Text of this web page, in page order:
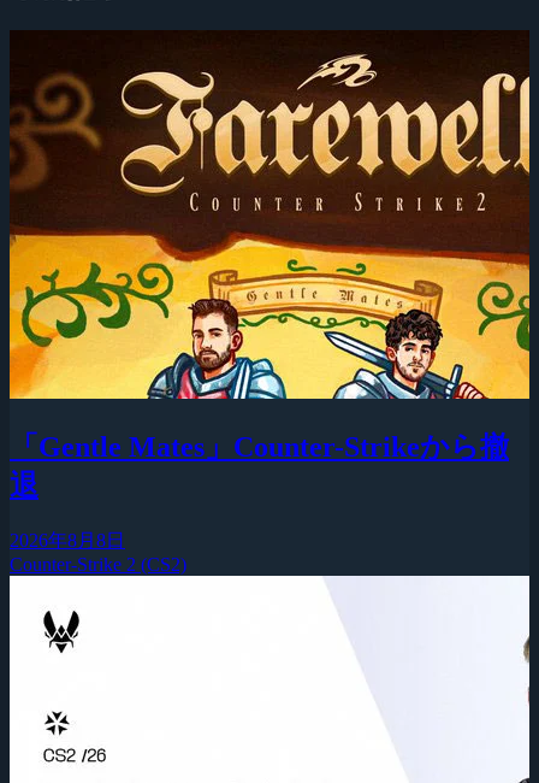
「Gentle Mates」Counter-Strikeから撤
退
2026年8月8日
Counter-Strike 2 (CS2)